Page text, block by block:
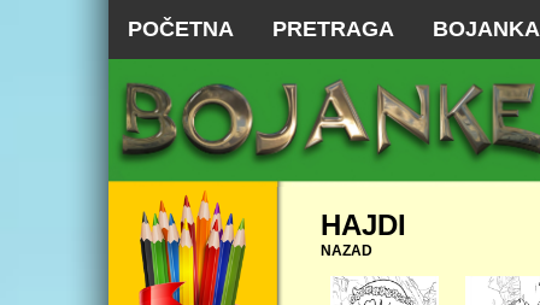
POČETNA PRETRAGA BOJANKA
HAJDI
NAZAD